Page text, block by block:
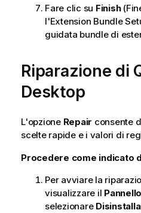
Fare clic su Finish
l'Extension Bundle
guidata bundle di
Riparazione di
Desktop
L'opzione Repair consente
scelte rapide e i valori di
Procedere come indicato
Per avviare la
visualizzare il
selezionare